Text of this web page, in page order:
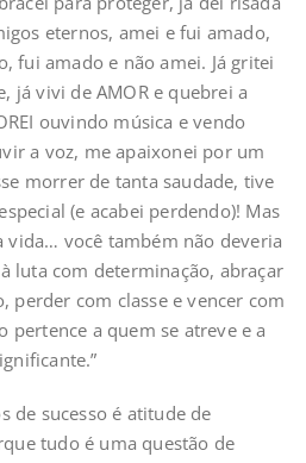
eternos, amei e fui amado,
fui amado e não amei. Já gritei
já vivi de AMOR e quebrei a
ouvindo música e vendo
a voz, me apaixonei por um
morrer de tanta saudade, tive
(e acabei perdendo)! Mas
vida… você também não deveria
luta com determinação, abraçar
perder com classe e vencer com
pertence a quem se atreve e a
de sucesso é atitude de
tudo é uma questão de